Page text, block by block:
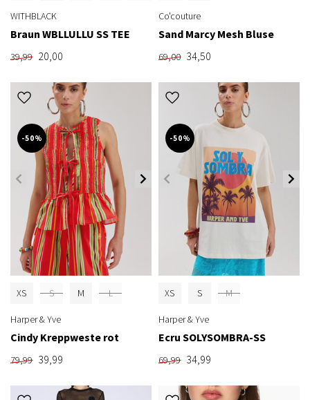
WITHBLACK
Braun WBLLULLU SS TEE
39,99 20,00
Co'couture
Sand Marcy Mesh Bluse
69,00 34,50
-50%
XS S M L
Harper & Yve
Cindy Kreppweste rot
79,99 39,99
-50%
XS S M
Harper & Yve
Ecru SOLYSOMBRA-SS
69,99 34,99